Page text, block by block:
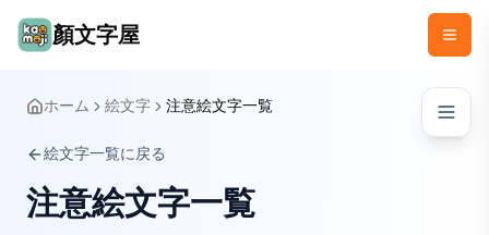
顏文字屋
ホーム 絵文字 注意絵文字一覧
絵文字一覧に戻る
注意絵文字一覧